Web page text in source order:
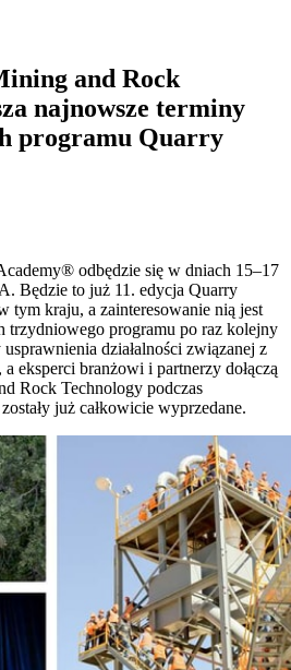
and Rock
najnowsze terminy
programu Quarry
odbędzie się w dniach 15–17
Będzie to już 11. edycja Quarry
tym kraju, a zainteresowanie nią jest
trzydniowego programu po raz kolejny
działalności związanej z
eksperci branżowi i partnerzy dołączą
Rock Technology podczas
już całkowicie wyprzedane.